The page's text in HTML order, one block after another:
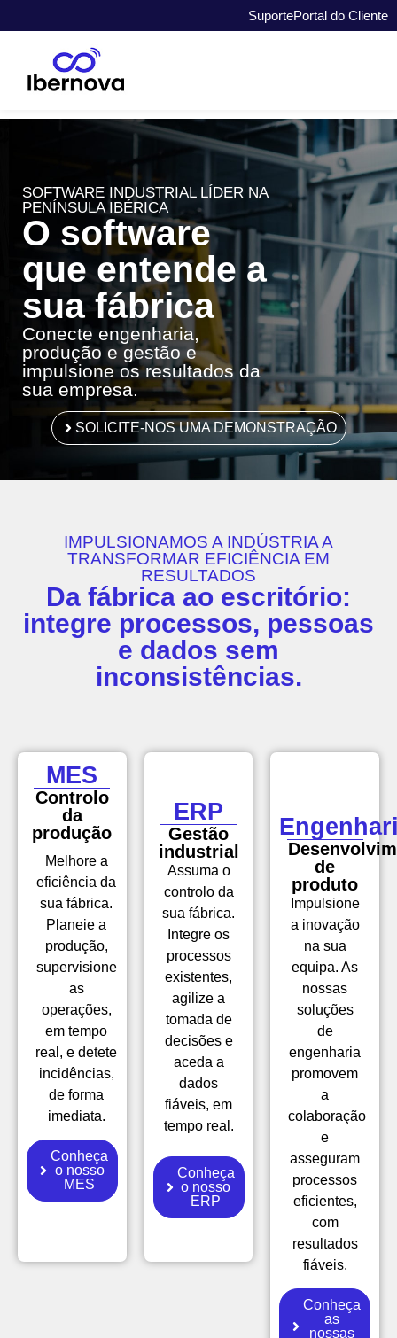
SuportePortal do Cliente
SOFTWARE INDUSTRIAL LÍDER NA
PENÍNSULA IBÉRICA
O software
que entende a
sua fábrica
Conecte engenharia,
produção e gestão e
impulsione os resultados da
sua empresa.
SOLICITE-NOS UMA DEMONSTRAÇÃO
IMPULSIONAMOS A INDÚSTRIA A
TRANSFORMAR EFICIÊNCIA EM
RESULTADOS
Da fábrica ao escritório:
integre processos, pessoas
e dados sem
inconsistências.
MES
Controlo
da
produção
Melhore a
eficiência da
sua fábrica.
Planeie a
produção,
supervisione
as
operações,
em tempo
real, e detete
incidências,
de forma
imediata.
Conheça
o nosso
MES
ERP
Gestão
industrial
Assuma o
controlo da
sua fábrica.
Integre os
processos
existentes,
agilize a
tomada de
decisões e
aceda a
dados
fiáveis, em
tempo real.
Conheça
o nosso
ERP
de
produto
Impulsione
a inovação
na sua
equipa. As
nossas
soluções
de
engenharia
promovem
a
colaboração
e
asseguram
processos
eficientes,
com
resultados
fiáveis.
Conheça
as
nossas